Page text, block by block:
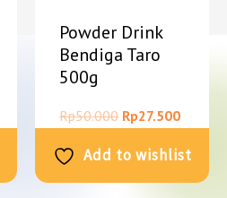
Powder Drink
Bendiga Taro
500g
Rp50.000 Rp27.500
Add to wishlist